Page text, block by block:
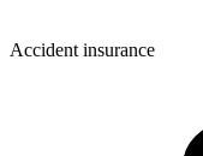
Accident insurance